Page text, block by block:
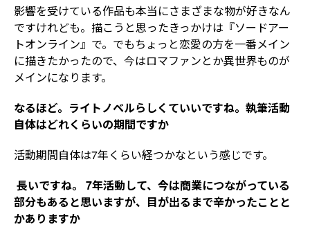
影響を受けている作品も本当にさまざまな物が好きなん
ですけれども。描こうと思ったきっかけは『ソードアー
トオンライン』で。でもちょっと恋愛の方を一番メイン
に描きたかったので、今はロマファンとか異世界ものが
メインになります。
――なるほど。ライトノベルらしくていいですね。執筆活動
自体はどれくらいの期間ですか
活動期間自体は7年くらい経つかなという感じです。
―― 長いですね。 7年活動して、今は商業につながっている
部分もあると思いますが、目が出るまで辛かったことと
かありますか